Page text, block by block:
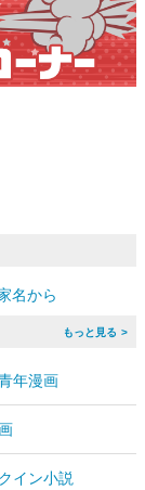
名から
>
年漫画
イン小説